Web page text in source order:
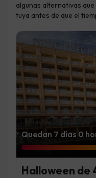
algunas alternativas que
tuya antes de que el
Quedan 7 días 0
Halloween de